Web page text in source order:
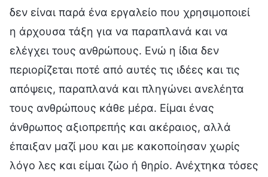
δεν είναι παρά ένα εργαλείο που χρησιμοποιεί
η άρχουσα τάξη για να παραπλανά και να
ελέγχει τους ανθρώπους. Ενώ η ίδια δεν
περιορίζεται ποτέ από αυτές τις ιδέες και τις
απόψεις, παραπλανά και πληγώνει ανελέητα
τους ανθρώπους κάθε μέρα. Είμαι ένας
άνθρωπος αξιοπρεπής και ακέραιος, αλλά
έπαιξαν μαζί μου και με κακοποίησαν χωρίς
λόγο λες και είμαι ζώο ή θηρίο. Ανέχτηκα τόσες